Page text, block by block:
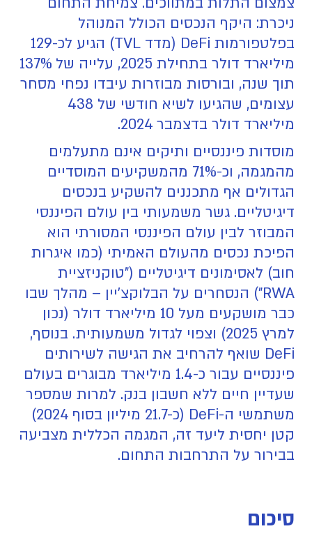
ניכרת: היקף הנכסים הכולל המנוהל
בפלטפורמות DeFi (מדד TVL) הגיע לכ-129
מיליארד דולר בתחילת 2025, עלייה של 137%
תוך שנה, ובורסות מבוזרות עיבדו נפחי מסחר
עצומים, שהגיעו לשיא חודשי של 438
מיליארד דולר בדצמבר 2024.
מוסדות פיננסיים ותיקים אינם מתעלמים
מהמגמה, וכ-71% מהמשקיעים המוסדיים
הגדולים אף מתכננים להשקיע בנכסים
דיגיטליים. גשר משמעותי בין עולם הפיננסי
המבוזר לבין עולם הפיננסי המסורתי הוא
הפיכת נכסים מהעולם האמיתי (כמו איגרות
חוב) לאסימונים דיגיטליים ("טוקניזציית
RWA") הנסחרים על הבלוקצ'יין – מהלך שבו
כבר מושקעים מעל 10 מיליארד דולר (נכון
למרץ 2025) וצפוי לגדול משמעותית. בנוסף,
DeFi שואף להרחיב את הגישה לשירותים
פיננסיים עבור כ-1.4 מיליארד מבוגרים בעולם
שעדיין חיים ללא חשבון בנק. למרות שמספר
משתמשי ה-DeFi (כ-21.7 מיליון בסוף 2024)
קטן יחסית ליעד זה, המגמה הכללית מצביעה
בבירור על התרחבות התחום.
סיכום